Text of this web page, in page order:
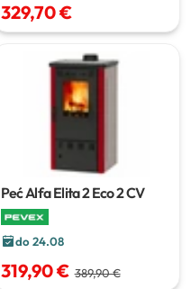
329,70 €
Peć Alfa Elita 2 Eco 2 CV
do 24.08
319,90 € 389,90 €